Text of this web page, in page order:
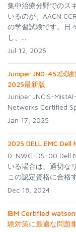
集中治療分野でのス
いるのが、AACN
の学習試験です。日
し、...
Jul 12, 2025
Juniper JN0-452試
2025最新版
Juniper JNCIS-
Networks Certified
Jan 17, 2025
2025 DELL EMC
D-NWG-DS-00 Dell
いる場合は、適切な
この認定資格に合格
Dec 18, 2024
IBM Certified
験対策に最適な問題